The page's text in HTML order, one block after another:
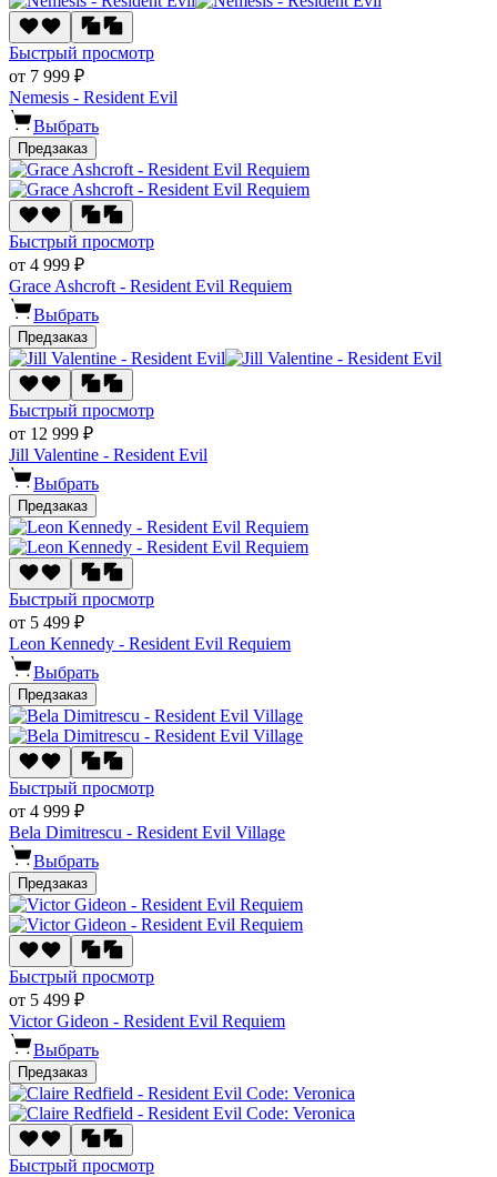
Быстрый просмотр
от 7 999 ₽
Nemesis - Resident Evil
Выбрать
Предзаказ
Быстрый просмотр
от 4 999 ₽
Grace Ashcroft - Resident Evil Requiem
Выбрать
Предзаказ
Быстрый просмотр
от 12 999 ₽
Jill Valentine - Resident Evil
Выбрать
Предзаказ
Быстрый просмотр
от 5 499 ₽
Leon Kennedy - Resident Evil Requiem
Выбрать
Предзаказ
Быстрый просмотр
от 4 999 ₽
Bela Dimitrescu - Resident Evil Village
Выбрать
Предзаказ
Быстрый просмотр
от 5 499 ₽
Victor Gideon - Resident Evil Requiem
Выбрать
Предзаказ
Быстрый просмотр